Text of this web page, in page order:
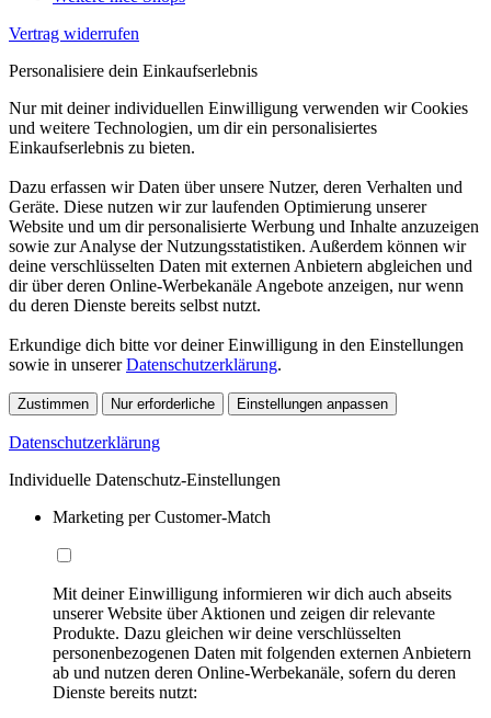
Vertrag widerrufen
Personalisiere dein Einkaufserlebnis
Nur mit deiner individuellen Einwilligung verwenden wir Cookies
und weitere Technologien, um dir ein personalisiertes
Einkaufserlebnis zu bieten.
Dazu erfassen wir Daten über unsere Nutzer, deren Verhalten und
Geräte. Diese nutzen wir zur laufenden Optimierung unserer
Website und um dir personalisierte Werbung und Inhalte anzuzeigen
sowie zur Analyse der Nutzungsstatistiken. Außerdem können wir
deine verschlüsselten Daten mit externen Anbietern abgleichen und
dir über deren Online-Werbekanäle Angebote anzeigen, nur wenn
du deren Dienste bereits selbst nutzt.
Erkundige dich bitte vor deiner Einwilligung in den Einstellungen
sowie in unsererDatenschutzerklärung.
Zustimmen Nur erforderliche Einstellungen anpassen
Datenschutzerklärung
Individuelle Datenschutz-Einstellungen
Marketing per Customer-Match
Mit deiner Einwilligung informieren wir dich auch abseits
unserer Website über Aktionen und zeigen dir relevante
Produkte. Dazu gleichen wir deine verschlüsselten
personenbezogenen Daten mit folgenden externen Anbietern
ab und nutzen deren Online-Werbekanäle, sofern du deren
Dienste bereits nutzt: